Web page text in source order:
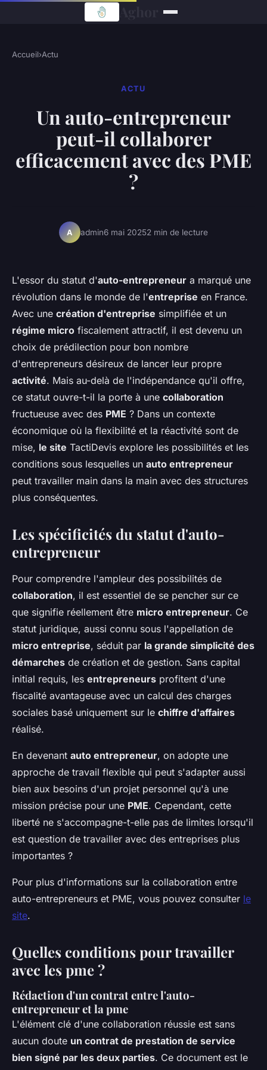
Accueil›Actu
ACTU
Un auto-entrepreneur
peut-il collaborer
efficacement avec des PME
?
A admin6 mai 20252 min de lecture
L'essor du statut d'auto-entrepreneur a marqué une
révolution dans le monde de l'entreprise en France.
Avec une création d'entreprise simplifiée et un
régime micro fiscalement attractif, il est devenu un
choix de prédilection pour bon nombre
d'entrepreneurs désireux de lancer leur propre
activité. Mais au-delà de l'indépendance qu'il offre,
ce statut ouvre-t-il la porte à une collaboration
fructueuse avec des PME ? Dans un contexte
économique où la flexibilité et la réactivité sont de
mise, le site TactiDevis explore les possibilités et les
conditions sous lesquelles un auto entrepreneur
peut travailler main dans la main avec des structures
plus conséquentes.
Les spécificités du statut d'auto-
entrepreneur
Pour comprendre l'ampleur des possibilités de
collaboration, il est essentiel de se pencher sur ce
que signifie réellement être micro entrepreneur. Ce
statut juridique, aussi connu sous l'appellation de
micro entreprise, séduit par la grande simplicité des
démarches de création et de gestion. Sans capital
initial requis, les entrepreneurs profitent d'une
fiscalité avantageuse avec un calcul des charges
sociales basé uniquement sur le chiffre d'affaires
réalisé.
En devenant auto entrepreneur, on adopte une
approche de travail flexible qui peut s'adapter aussi
bien aux besoins d'un projet personnel qu'à une
mission précise pour une PME. Cependant, cette
liberté ne s'accompagne-t-elle pas de limites lorsqu'il
est question de travailler avec des entreprises plus
importantes ?
Pour plus d'informations sur la collaboration entre
auto-entrepreneurs et PME, vous pouvez consulter le
site.
Quelles conditions pour travailler
avec les pme ?
Rédaction d'un contrat entre l'auto-
entrepreneur et la pme
L'élément clé d'une collaboration réussie est sans
aucun doute un contrat de prestation de service
bien signé par les deux parties. Ce document est le